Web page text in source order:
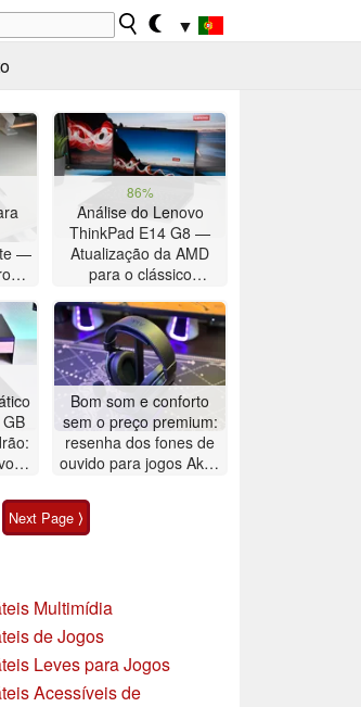
▼
—
86%
Análise do Lenovo
ThinkPad E14 G8 —
Atualização da AMD
para o clássico
de longa duração
Bom som e conforto
sem o preço premium:
resenha dos fones de
ouvido para jogos Akko
Next Page ⟩
Multimídia
de Jogos
Leves para Jogos
Acessíveis de